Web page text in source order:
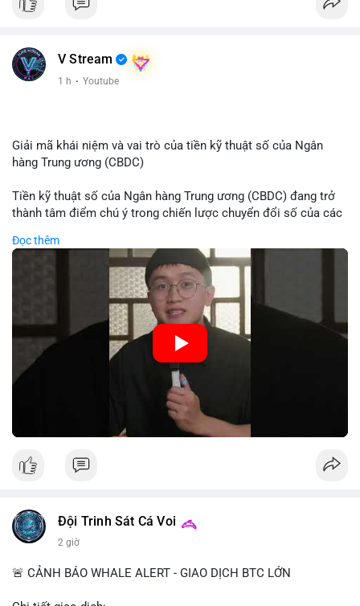
V Stream
1 h · Youtube
Giải mã khái niệm và vai trò của tiền kỹ thuật số của Ngân
hàng Trung ương (CBDC)
Tiền kỹ thuật số của Ngân hàng Trung ương (CBDC) đang trở
thành tâm điểm chú ý trong chiến lược chuyển đổi số của các
trung, CBDC là hình thức tiền pháp định được phát hành và
quản lý trực tiếp bởi Ngân hàng Trung ương nhằm tối ưu hóa
hệ thống thanh toán và tăng cường hiệu quả chính sách tiền tệ.
Việc triển khai CBDC hứa hẹn sẽ thay đổi diện mạo của hạ
tầng tài chính truyền thống, mang lại sự tiện lợi trong giao dịch
nhưng cũng đặt ra nhiều thách thức về quyền riêng tư và an
ninh mạng.
🎥 Xem video trực tiếp tại:
Đọc thêm
Đội Trinh Sát Cá Voi
2 giờ
🚨 CẢNH BÁO WHALE ALERT - GIAO DỊCH BTC LỚN